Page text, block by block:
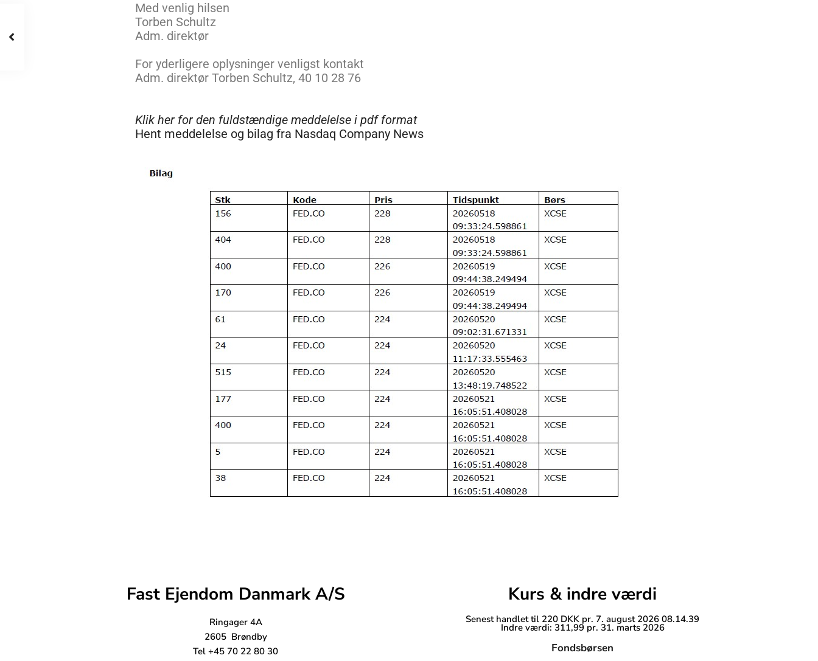
Med venlig hilsen
Torben Schultz
Adm. direktør
For yderligere oplysninger venligst kontakt
Adm. direktør Torben Schultz, 40 10 28 76
Klik her for den fuldstændige meddelelse i pdf format
Hent meddelelse og bilag fra Nasdaq Company News
Fast Ejendom Danmark A/S
Ringager 4A
2605 Brøndby
Tel +45 70 22 80 30
Kurs & indre værdi
Senest handlet til 220 DKK pr. 7. august 2026 08.14.39
Indre værdi: 311,99 pr. 31. marts 2026
Fondsbørsen